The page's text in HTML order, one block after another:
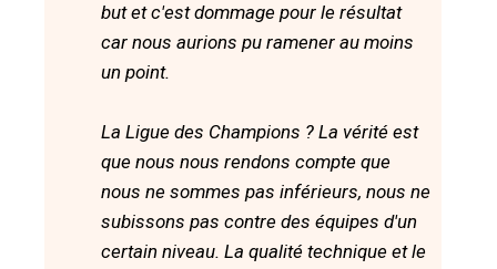
but et c'est dommage pour le résultat
car nous aurions pu ramener au moins
un point.
La Ligue des Champions ? La vérité est
que nous nous rendons compte que
nous ne sommes pas inférieurs, nous ne
subissons pas contre des équipes d'un
certain niveau. La qualité technique et le